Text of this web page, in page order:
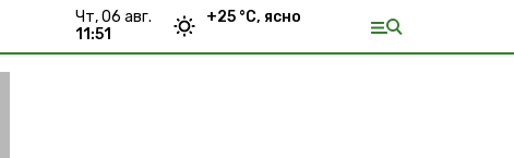
чт, 06 авг.
11:51
+25 °С, ясно